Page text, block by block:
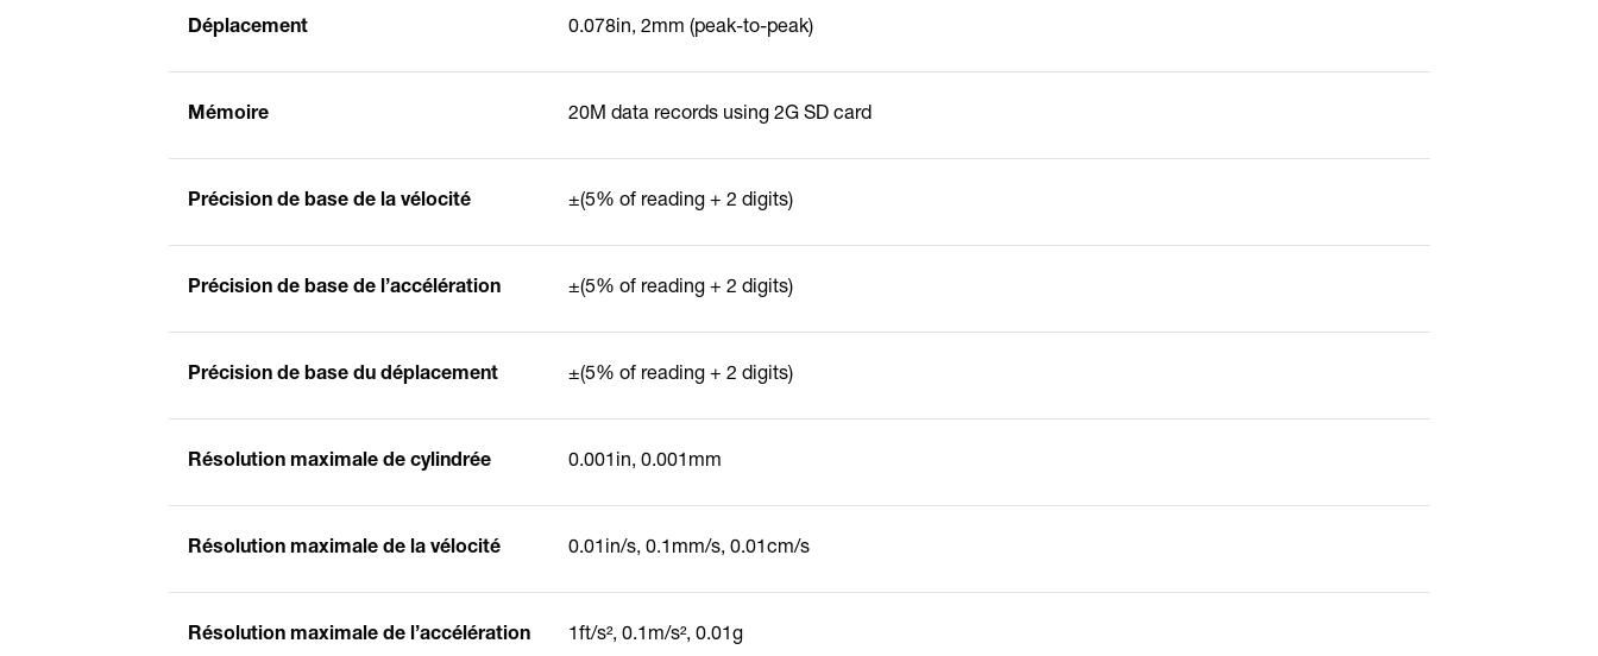
Déplacement 0.078in, 2mm (peak-to-peak)
Mémoire 20M data records using 2G SD card
Précision de base de la vélocité ±(5% of reading + 2 digits)
Précision de base de l’accélération ±(5% of reading + 2 digits)
Précision de base du déplacement ±(5% of reading + 2 digits)
Résolution maximale de cylindrée 0.001in, 0.001mm
Résolution maximale de la vélocité 0.01in/s, 0.1mm/s, 0.01cm/s
Résolution maximale de l’accélération 1ft/s², 0.1m/s², 0.01g